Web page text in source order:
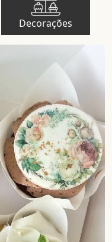
Decorações